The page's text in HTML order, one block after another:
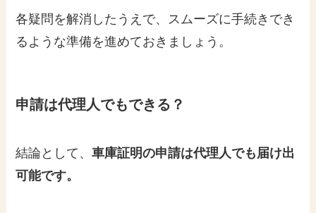
各疑問を解消したうえで、スムーズに手続きでき
るような準備を進めておきましょう。
申請は代理人でもできる？
結論として、車庫証明の申請は代理人でも届け出
可能です。